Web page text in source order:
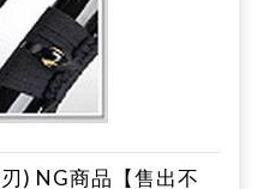
) NG商品【售出不